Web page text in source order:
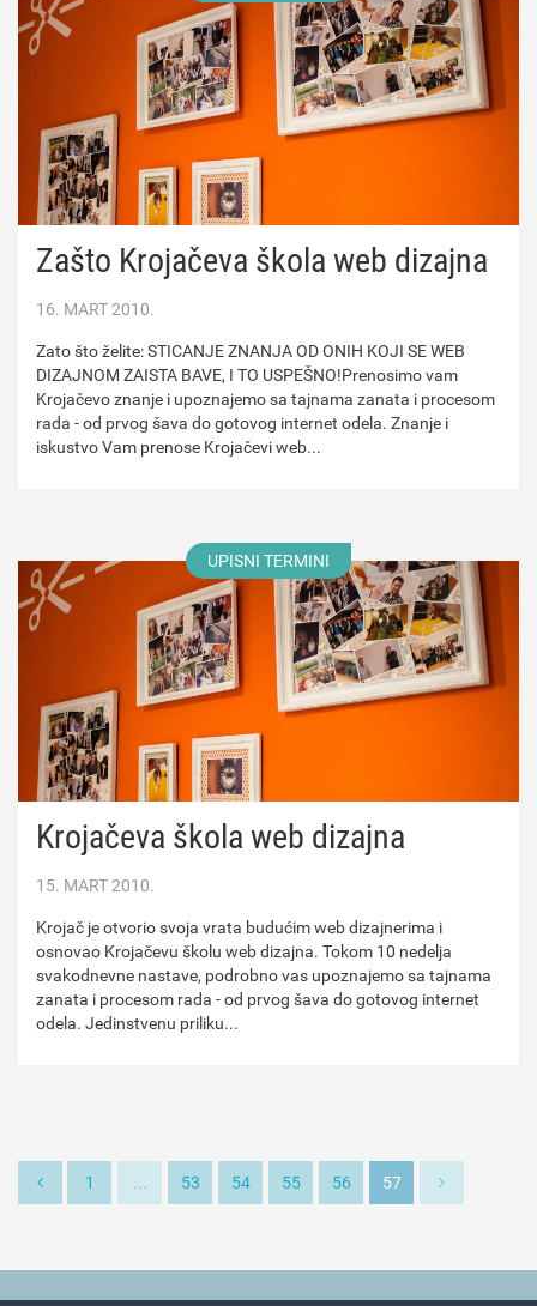
Zašto Krojačeva škola web dizajna
16. MART 2010.
Zato što želite: STICANJE ZNANJA OD ONIH KOJI SE WEB
DIZAJNOM ZAISTA BAVE, I TO USPEŠNO!Prenosimo vam
Krojačevo znanje i upoznajemo sa tajnama zanata i procesom
rada - od prvog šava do gotovog internet odela. Znanje i
iskustvo Vam prenose Krojačevi web...
UPISNI TERMINI
Krojačeva škola web dizajna
15. MART 2010.
Krojač je otvorio svoja vrata budućim web dizajnerima i
osnovao Krojačevu školu web dizajna. Tokom 10 nedelja
svakodnevne nastave, podrobno vas upoznajemo sa tajnama
zanata i procesom rada - od prvog šava do gotovog internet
odela. Jedinstvenu priliku...
1 ... 53 54 55 56 57